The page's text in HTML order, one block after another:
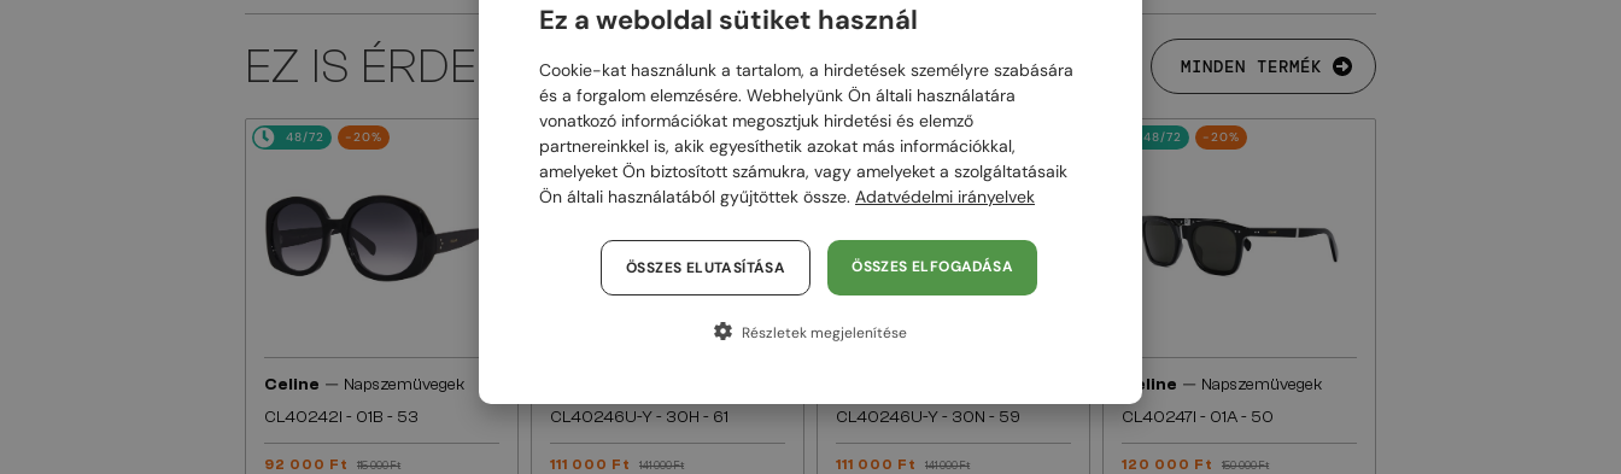
EZ IS ÉRDEKELHET MINDEN TERMÉK
48/72 -20%
Celine — Napszemüvegek
CL40242I - 01B - 53
92 000 Ft 115 000 Ft
48/72 -22%
CL40246U-Y - 30H - 61
111 000 Ft 141 000 Ft
48/72 -22%
CL40246U-Y - 30N - 59
111 000 Ft 141 000 Ft
48/72 -20%
Celine — Napszemüvegek
CL40247I - 01A - 50
120 000 Ft 150 000 Ft
Ez a weboldal sütiket használ
Cookie-kat használunk a tartalom, a hirdetések személyre szabására
és a forgalom elemzésére. Webhelyünk Ön általi használatára
vonatkozó információkat megosztjuk hirdetési és elemző
partnereinkkel is, akik egyesíthetik azokat más információkkal,
amelyeket Ön biztosított számukra, vagy amelyeket a szolgáltatásaik
Ön általi használatából gyűjtöttek össze. Adatvédelmi irányelvek
ÖSSZES ELFOGADÁSA
ÖSSZES ELUTASÍTÁSA
Részletek megjelenítése